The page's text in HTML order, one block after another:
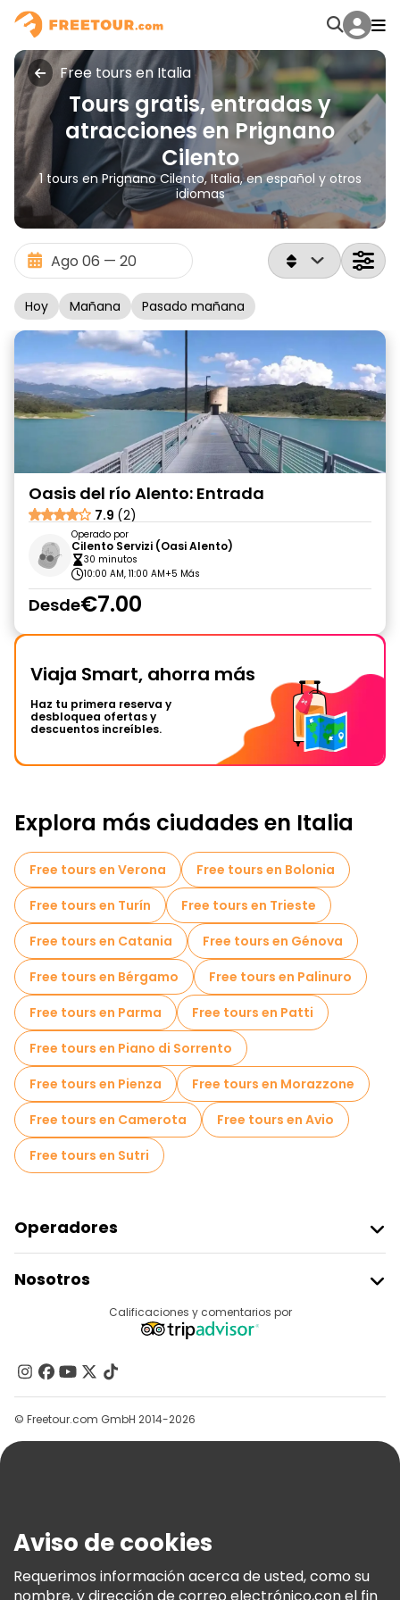
Free tours en Italia
Tours gratis, entradas y
atracciones en Prignano
Cilento
1 tours en Prignano Cilento, Italia, en español y otros
idiomas
Hoy Mañana Pasado mañana
Oasis del río Alento: Entrada
7.9 (2)
Operado por
Cilento Servizi (Oasi Alento)
30 minutos
10:00 AM, 11:00 AM+5 Más
Desde€7.00
Viaja Smart, ahorra más
Haz tu primera reserva y
desbloquea ofertas y
descuentos increíbles.
Explora más ciudades en Italia
Free tours en Verona
Free tours en Bolonia
Free tours en Turín
Free tours en Trieste
Free tours en Catania
Free tours en Génova
Free tours en Bérgamo
Free tours en Palinuro
Free tours en Parma
Free tours en Patti
Free tours en Piano di Sorrento
Free tours en Pienza
Free tours en Morazzone
Free tours en Camerota
Free tours en Avio
Free tours en Sutri
Operadores
Acceder Como Proveedor
Programa De Afiliados
Nosotros
Contacto
Grupos
Ayuda
Términos E Información Legal
Política De Cookies
Calificaciones y comentarios por
© Freetour.com GmbH 2014-2026
Aviso de cookies
Requerimos información acerca de usted, como su